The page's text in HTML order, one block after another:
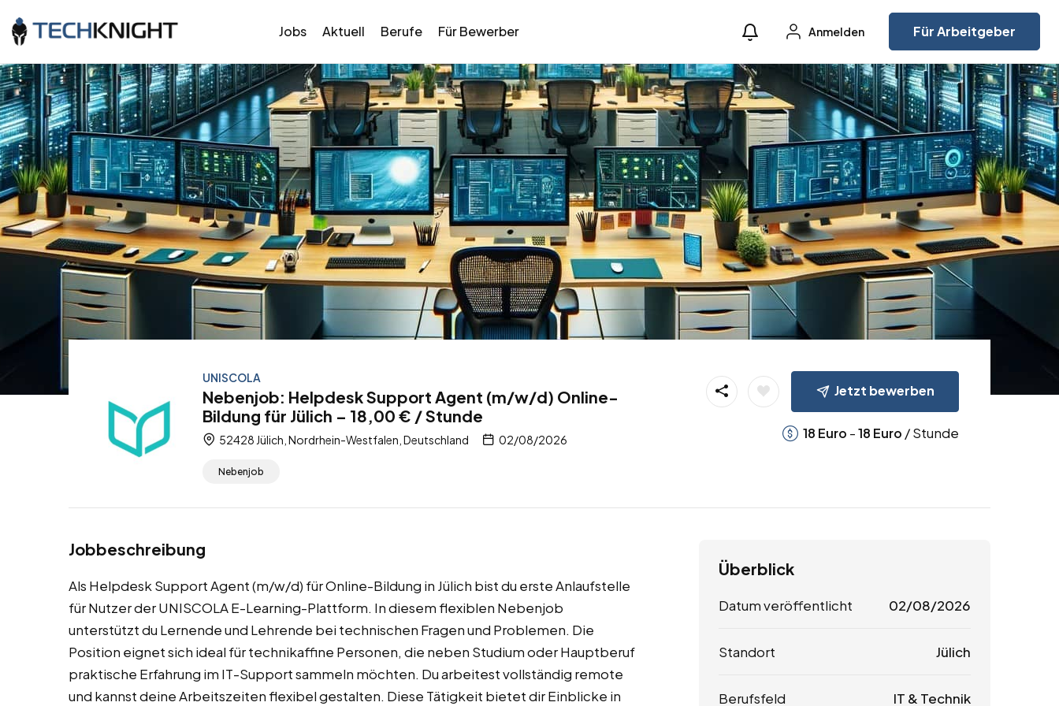
Jobs Aktuell Berufe Für Bewerber Anmelden Für Arbeitgeber
UNISCOLA
Nebenjob: Helpdesk Support Agent (m/w/d) Online-
Bildung für Jülich – 18,00 € / Stunde
52428 Jülich, Nordrhein-Westfalen, Deutschland 02/08/2026
Nebenjob
Jetzt bewerben
18 Euro -18 Euro / Stunde
Jobbeschreibung
Als Helpdesk Support Agent (m/w/d) für Online-Bildung in Jülich bist du erste Anlaufstelle
für Nutzer der UNISCOLA E-Learning-Plattform. In diesem flexiblen Nebenjob
unterstützt du Lernende und Lehrende bei technischen Fragen und Problemen. Die
Position eignet sich ideal für technikaffine Personen, die neben Studium oder Hauptberuf
praktische Erfahrung im IT-Support sammeln möchten. Du arbeitest vollständig remote
und kannst deine Arbeitszeiten flexibel gestalten. Diese Tätigkeit bietet dir Einblicke in
Überblick
Datum veröffentlicht 02/08/2026
Standort Jülich
Berufsfeld IT & Technik